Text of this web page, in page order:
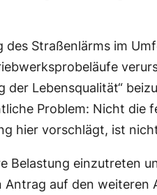
Straßenlärms im
der Lebensqualität“
Problem: Nicht die
hier vorschlägt, ist
Belastung einzutreten
auf den weiteren